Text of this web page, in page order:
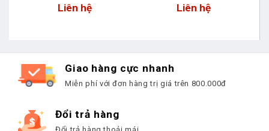
Liên hệ Liên hệ
Giao hàng cực nhanh
Miễn phí với đơn hàng trị giá trên 800.000đ
Đổi trả hàng